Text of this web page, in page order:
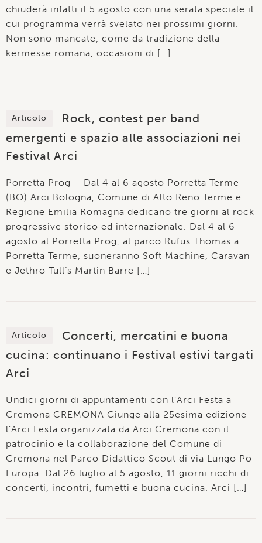
chiuderà infatti il 5 agosto con una serata speciale il
cui programma verrà svelato nei prossimi giorni.
Non sono mancate, come da tradizione della
kermesse romana, occasioni di […]
Articolo
Rock, contest per band
emergenti e spazio alle associazioni nei
Festival Arci
Porretta Prog – Dal 4 al 6 agosto Porretta Terme
(BO) Arci Bologna, Comune di Alto Reno Terme e
Regione Emilia Romagna dedicano tre giorni al rock
progressive storico ed internazionale. Dal 4 al 6
agosto al Porretta Prog, al parco Rufus Thomas a
Porretta Terme, suoneranno Soft Machine, Caravan
e Jethro Tull’s Martin Barre […]
Articolo
Concerti, mercatini e buona
cucina: continuano i Festival estivi targati
Arci
Undici giorni di appuntamenti con l’Arci Festa a
Cremona CREMONA Giunge alla 25esima edizione
l’Arci Festa organizzata da Arci Cremona con il
patrocinio e la collaborazione del Comune di
Cremona nel Parco Didattico Scout di via Lungo Po
Europa. Dal 26 luglio al 5 agosto, 11 giorni ricchi di
concerti, incontri, fumetti e buona cucina. Arci […]